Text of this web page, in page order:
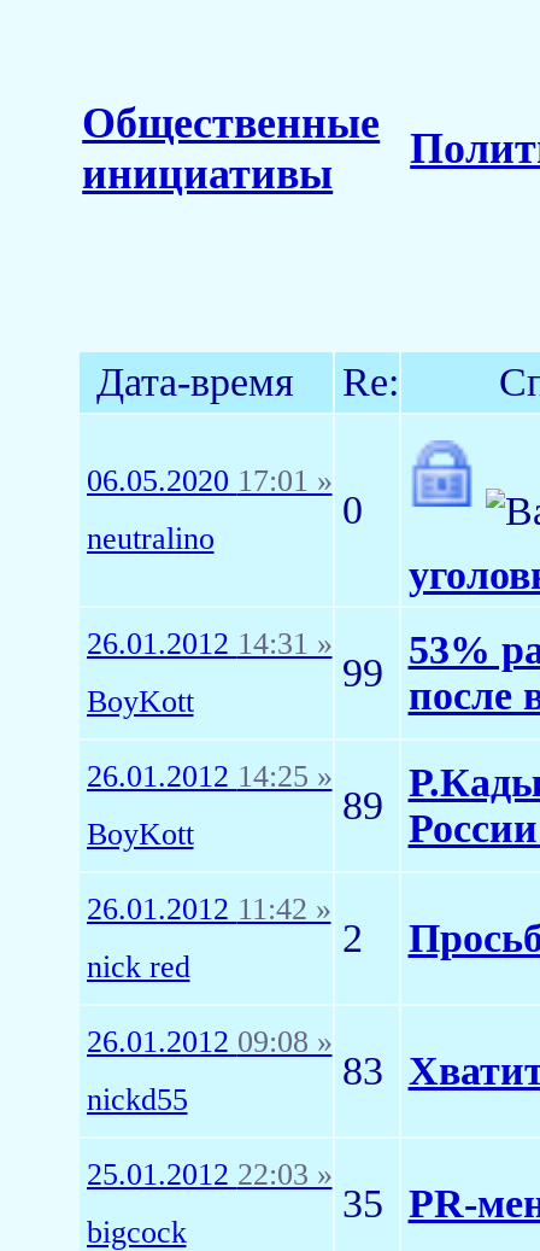
Общественные
инициативы
Дата-время Re:
06.05.2020 17:01 »
neutralino
0
26.01.2012 14:31 »
BoyKott
99
53%
после
26.01.2012 14:25 »
BoyKott
89
26.01.2012 11:42 »
nick red
2
26.01.2012 09:08 »
nickd55
83
25.01.2012 22:03 »
bigcock
35 PR-